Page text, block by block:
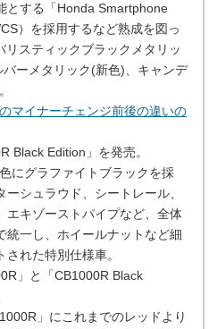
とする「Honda Smartphone
）を採用するなど熟成を図っ
スティックブラックメタリッ
ーメタリック(新色)、キャンデ
マイナーチェンジ前後の違いの
Black Edition」を発売。
にグラファイトブラックを採
シュラウド、シートレール、
エキゾーストパイプなど、全体
統一し、ホイールナットなど細
れた特別仕様車。
」と「CB1000R Black
」にこれまでのレッドより